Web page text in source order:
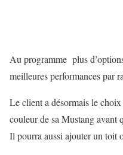
Au programme plus
meilleures performances par
Le client a désormais le
couleur de sa Mustang avant
Il pourra aussi ajouter un toit